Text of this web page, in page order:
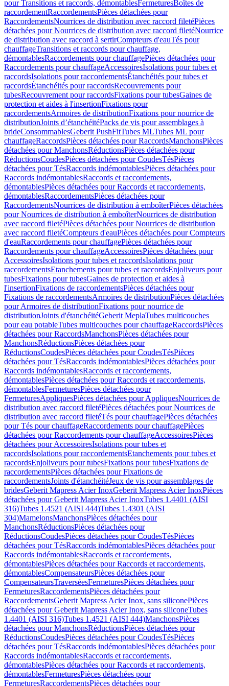
pour Transitions et raccords, démontablesFermeturesBoîtes de
raccordementRaccordementsPièces détachées pour
RaccordementsNourrices de distribution avec raccord filetéPièces
détachées pour Nourrices de distribution avec raccord filetéNourrice
de distribution avec raccord à sertirCompteurs d'eauTés pour
chauffageTransitions et raccords pour chauffage,
démontablesRaccordements pour chauffagePièces détachées pour
Raccordements pour chauffageAccessoiresIsolations pour tubes et
raccordsIsolations pour raccordementsÉtanchéités pour tubes et
raccordsÉtanchéités pour raccordsRecouvrements pour
tubesRecouvrement pour raccordsFixations pour tubesGaines de
protection et aides à l'insertionFixations pour
raccordementsArmoires de distributionFixations pour nourrice de
distributionJoints d’étanchéitéPacks de vis pour assemblages à
brideConsommablesGeberit PushFitTubes MLTubes ML pour
chauffageRaccordsPièces détachées pour RaccordsManchonsPièces
détachées pour ManchonsRéductionsPièces détachées pour
RéductionsCoudesPièces détachées pour CoudesTésPièces
détachées pour TésRaccords indémontablesPièces détachées pour
Raccords indémontablesRaccords et raccordements,
démontablesPièces détachées pour Raccords et raccordements,
démontablesRaccordementsPièces détachées pour
RaccordementsNourrices de distribution à emboîterPièces détachées
pour Nourrices de distribution à emboîterNourrices de distribution
avec raccord filetéPièces détachées pour Nourrices de distribution
avec raccord filetéCompteurs d'eauPièces détachées pour Compteurs
d'eauRaccordements pour chauffagePièces détachées pour
Raccordements pour chauffageAccessoiresPièces détachées pour
AccessoiresIsolations pour tubes et raccordsIsolations pour
raccordementsEtanchements pour tubes et raccordsEnjoliveurs pour
tubesFixations pour tubesGaines de protection et aides à
l'insertionFixations de raccordementsPièces détachées pour
Fixations de raccordementsArmoires de distributionPièces détachées
pour Armoires de distributionFixations pour nourrice de
distributionJoints d'étanchéitéGeberit MeplaTubes multicouches
pour eau potableTubes multicouches pour chauffageRaccordsPièces
détachées pour RaccordsManchonsPièces détachées pour
ManchonsRéductionsPièces détachées pour
RéductionsCoudesPièces détachées pour CoudesTésPièces
détachées pour TésRaccords indémontablesPièces détachées pour
Raccords indémontablesRaccords et raccordements,
démontablesPièces détachées pour Raccords et raccordements,
démontablesFermeturesPièces détachées pour
FermeturesAppliquesPièces détachées pour AppliquesNourrices de
distribution avec raccord filetéPièces détachées pour Nourrices de
distribution avec raccord filetéTés pour chauffagePièces détachées
pour Tés pour chauffageRaccordements pour chauffagePièces
détachées pour Raccordements pour chauffageAccessoiresPièces
détachées pour AccessoiresIsolations pour tubes et
raccordsIsolations pour raccordementsEtanchements pour tubes et
raccordsEnjoliveurs pour tubesFixations pour tubesFixations de
raccordementsPièces détachées pour Fixations de
raccordementsJoints d'étanchéitéJeux de vis pour assemblages de
bridesGeberit Mapress Acier InoxGeberit Mapress Acier InoxPièces
détachées pour Geberit Mapress Acier InoxTubes 1.4401 (AISI
316)Tubes 1.4521 (AISI 444)Tubes 1.4301 (AISI
304)MamelonsManchonsPièces détachées pour
ManchonsRéductionsPièces détachées pour
RéductionsCoudesPièces détachées pour CoudesTésPièces
détachées pour TésRaccords indémontablesPièces détachées pour
Raccords indémontablesRaccords et raccordements,
démontablesPièces détachées pour Raccords et raccordements,
démontablesCompensateursPièces détachées pour
CompensateursTraverséesFermeturesPièces détachées pour
FermeturesRaccordementsPièces détachées pour
RaccordementsGeberit Mapress Acier Inox, sans siliconePièces
détachées pour Geberit Mapress Acier Inox, sans siliconeTubes
1.4401 (AISI 316)Tubes 1.4521 (AISI 444)ManchonsPièces
détachées pour ManchonsRéductionsPièces détachées pour
RéductionsCoudesPièces détachées pour CoudesTésPièces
détachées pour TésRaccords indémontablesPièces détachées pour
Raccords indémontablesRaccords et raccordements,
démontablesPièces détachées pour Raccords et raccordements,
démontablesFermeturesPièces détachées pour
FermeturesRaccordementsPièces détachées pour